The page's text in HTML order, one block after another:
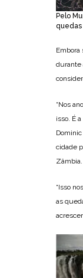
Pelo
quedas
durante
“Nos
isso. É
cidade
Zâmbia.
“Isso
as